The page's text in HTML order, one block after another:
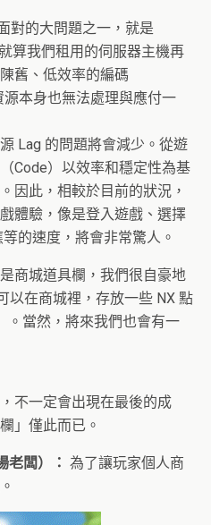
對的大問題之一，就是
算我們租用的伺服器主機再
舊、低效率的編碼
源本身也無法處理與應付一
Lag 的問題將會減少。從遊
Code）以效率和穩定性為基
因此，相較於目前的狀況，
體驗，像是登入遊戲、選擇
的速度，將會非常驚人。
商城道具欄，我們很自豪地
以在商城裡，存放一些 NX 點
。當然，將來我們也會有一
不一定會出現在最後的成
」僅此而已。
闆）： 為了讓玩家個人商